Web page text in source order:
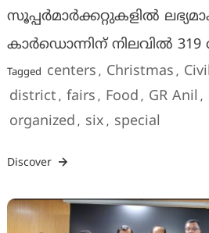
സൂപ്പർമാർക്കറ്റുകളിൽ
കാർഡൊന്നിന് നിലവില്‍ 319
Tagged centers , Christmas ,
district , fairs , Food , GR Anil ,
organized , six , special
Discover